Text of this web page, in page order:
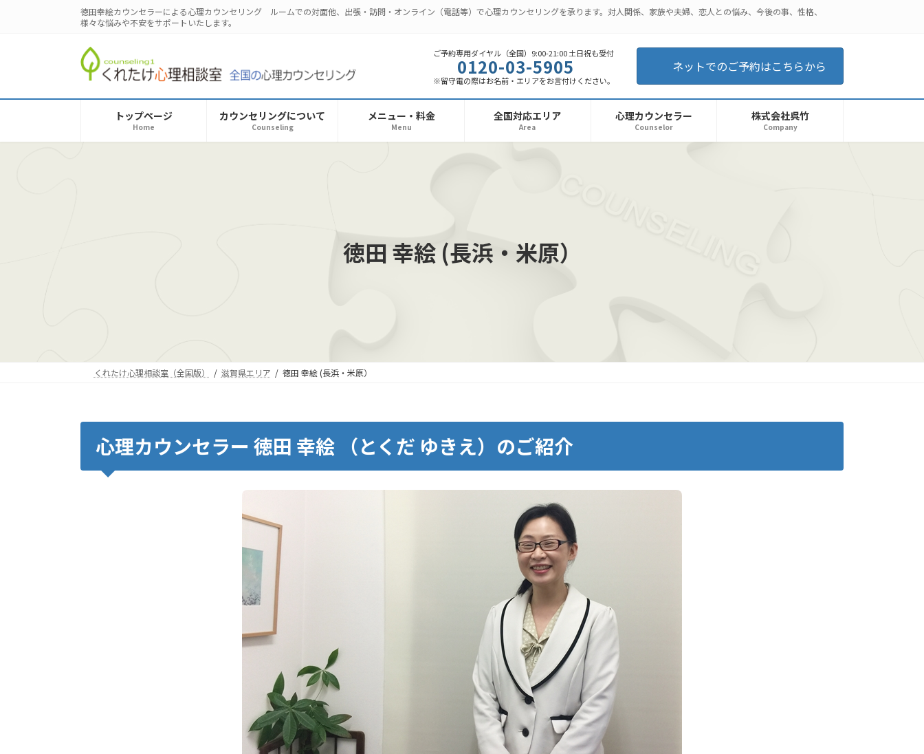
ッ
移
徳田幸絵カウンセラーによる心理カウンセリング ルームでの対面他、出張・訪問・オンライン（電話等）で心理カウンセリングを承ります。対人関係、家族や夫婦、恋人との悩み、今後の事、性格、
様々な悩みや不安をサポートいたします。
ご予約専用ダイヤル（全国）9:00-21:00 土日祝も受付
0120-03-5905
※留守電の際はお名前・エリアをお言付けください。
ネットでのご予約はこちらから
トップページ
Home
カウンセリングについて
Counseling
メニュー・料金
Menu
全国対応エリア
Area
心理カウンセラー
Counselor
株式会社呉竹
Company
徳田 幸絵 (長浜・米原）
くれたけ心理相談室（全国版） 滋賀県エリア 徳田 幸絵 (長浜・米原）
心理カウンセラー 徳田 幸絵 （とくだ ゆきえ）のご紹介